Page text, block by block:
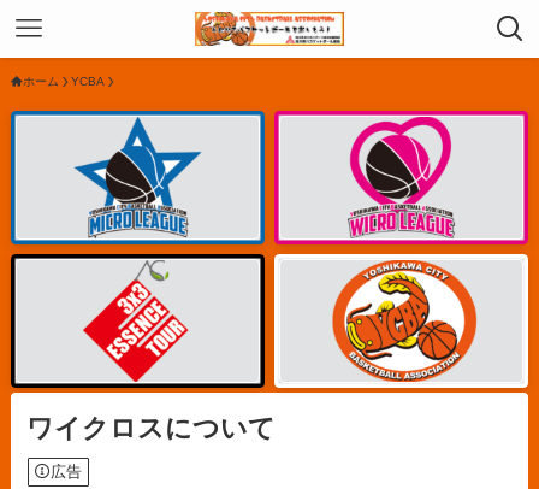
ホーム YCBA
ワイクロスについて
広告